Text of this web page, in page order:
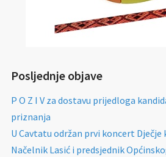
Posljednje objave
P O Z I V za dostavu prijedloga
priznanja
U Cavtatu održan prvi koncert Dječje
Načelnik Lasić i predsjednik